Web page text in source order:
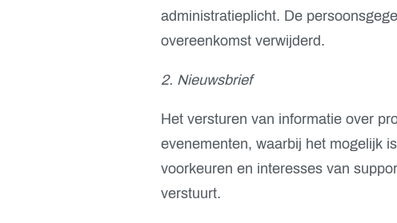
administratieplicht. De
overeenkomst verwijderd.
2. Nieuwsbrief
Het versturen van informatie over
evenementen, waarbij het mogelijk
voorkeuren en interesses van
verstuurt.